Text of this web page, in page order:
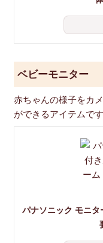
ベビーモニター
赤ちゃんの様子をカ
ができるアイテムです
パナソニック モニ